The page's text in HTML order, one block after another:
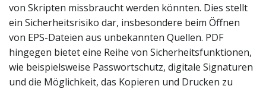
von Skripten missbraucht werden könnten. Dies stellt
ein Sicherheitsrisiko dar, insbesondere beim Öffnen
von EPS-Dateien aus unbekannten Quellen. PDF
hingegen bietet eine Reihe von Sicherheitsfunktionen,
wie beispielsweise Passwortschutz, digitale Signaturen
und die Möglichkeit, das Kopieren und Drucken zu